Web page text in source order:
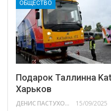
ОБЩЕСТВО
Подарок Таллинна
Харьков
ДЕНИС ПАСТУХОВ 15/09/2025